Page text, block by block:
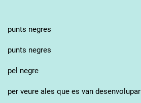
punts negres
punts negres
pel negre
per veure ales que es van desenvolupar